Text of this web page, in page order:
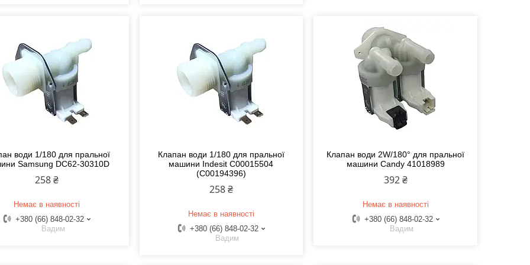
води 1/180 для пральної
Samsung DC62-30310D
258 ₴
Немає в наявності
+380 (66) 848-02-32
Вадим
Клапан води 1/180 для пральної
машини Indesit C00015504
(C00194396)
258 ₴
Немає в наявності
+380 (66) 848-02-32
Вадим
Клапан води 2W/180° для пральної
машини Candy 41018989
392 ₴
Немає в наявності
+380 (66) 848-02-32
Вадим